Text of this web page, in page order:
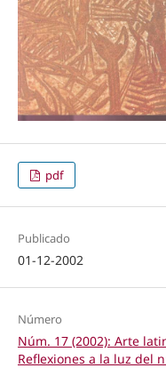
pdf
Publicado
01-12-2002
Número
Núm. 17 (2002): Arte
Reflexiones a la luz del